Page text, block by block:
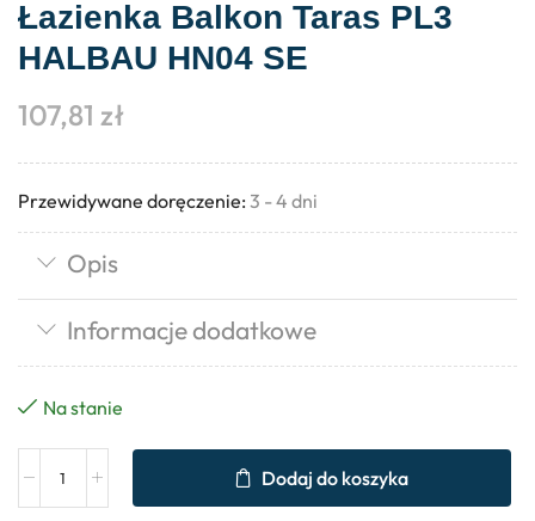
Łazienka Balkon Taras PL3
HALBAU HN04 SE
107,81 zł
Przewidywane doręczenie: 3 - 4 dni
Opis
Informacje dodatkowe
Na stanie
Dodaj do koszyka